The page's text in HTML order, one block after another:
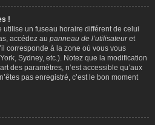
!
utilise un fuseau horaire différent de celui
accédez au panneau de l’utilisateuret
corresponde à la zone où vous vous
Sydney, etc.). Notez que la modification
des paramètres, n’est accessible qu’aux
pas enregistré, c’est le bon moment